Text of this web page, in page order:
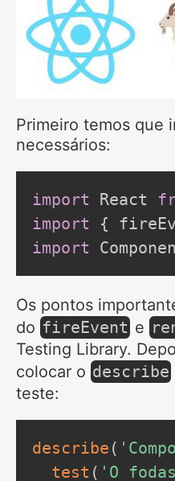
Primeiro temos que
necessários:
import React
import
{
import
Os pontos
do fireEvent e
Testing Library.
colocar o describe
teste:
describe (
test ( 'O